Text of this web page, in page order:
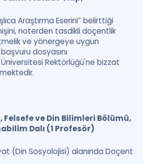
Araştırma Eserini” belirttiği
noterden tasdikli doçentlik
ve yönergeye uygun
dosyasını
Rektörlüğü'ne bizzat
ve Din Bilimleri Bölümü,
Dalı (1 Profesör)
(Din Sosyolojisi) alanında Doçent